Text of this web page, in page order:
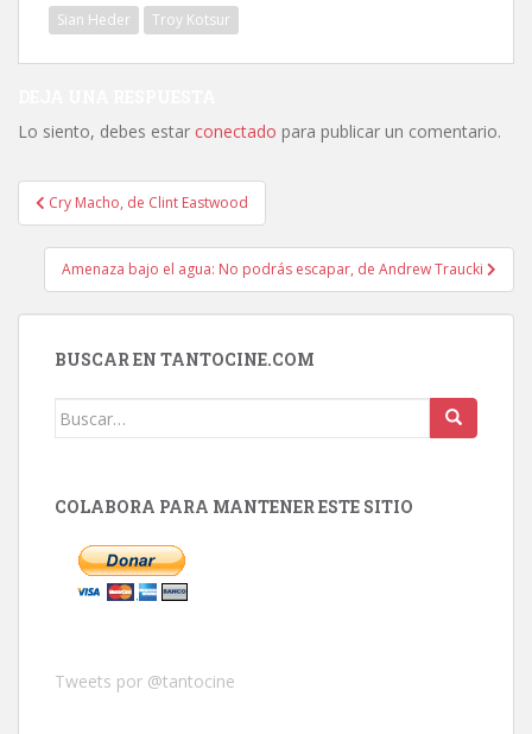
Sian Heder
Troy Kotsur
Lo siento, debes estar conectado para publicar un comentario.
Navegación
de
entradas
Cry Macho, de Clint Eastwood
Amenaza bajo el agua: No podrás escapar, de Andrew Traucki
BUSCAR EN TANTOCINE.COM
Buscar:
COLABORA PARA MANTENER ESTE SITIO
Tweets por @tantocine